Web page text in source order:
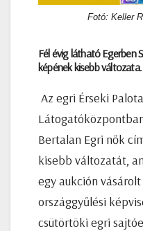
Fotó: Keller
Fél évig látható Egerben
képének kisebb változata.
Az egri Érseki
Bertalan Egri nők
kisebb változatát,
egy aukción
országgyűlési
csütörtöki egri